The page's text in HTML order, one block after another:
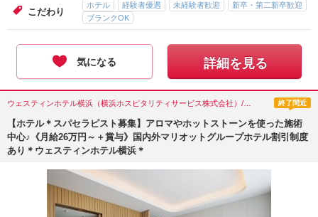
こだわり
ホテル 経験者優遇 未経験者歓迎
新卒・第二新卒歓迎
ブランクOK
気になる 詳細を見る
終了間近
【ホテル＊スパセラピスト募集】アロマやホットストーンを使った施術
中心♪《月給26万円～＋賞与》国内外マリオットグループホテル割引制度
あり＊ウェスティンホテル横浜＊